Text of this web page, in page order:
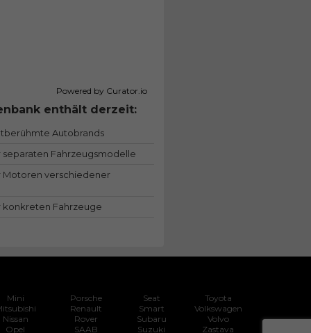
Powered by Curator.io
enthält derzeit:
Autobrands
separaten Fahrzeugsmodelle
Motoren verschiedener
konkreten Fahrzeuge
Mini
Nissan
Opel
Porsche
Renault
Rover
SAAB
Seat
Smart
Subaru
Suzuki
Toyota
Volkswagen
Volvo
Zastava